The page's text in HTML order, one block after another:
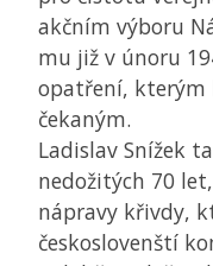
akčním výboru
mu již v únoru
opatření, kterým
čekaným.
Ladislav Snížek
nedožitých 70
nápravy křivdy,
českoslovenští